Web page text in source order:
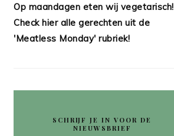
Op maandagen eten wij vegetarisch!
Check hier alle gerechten uit de
'Meatless Monday' rubriek!
SCHRIJF JE IN VOOR DE
NIEUWSBRIEF